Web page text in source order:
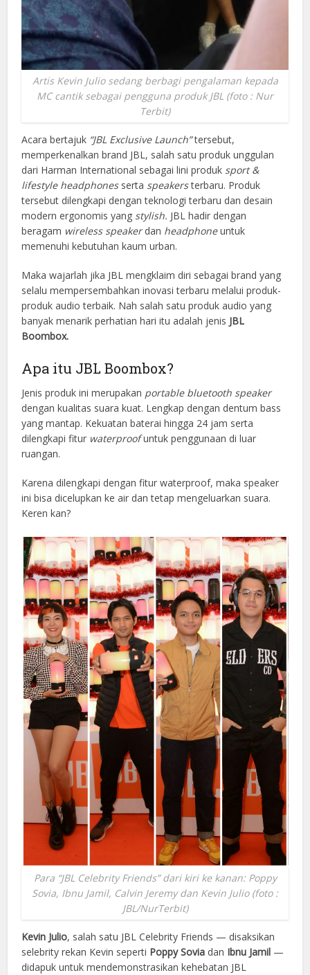
Artis Kevin Julio sedang berbagi pengalaman kepada
MC cantik sebagai pengguna produk JBL (foto : Nur
Terbit)
Acara bertajuk “JBL Exclusive Launch”tersebut,
memperkenalkan brand JBL, salah satu produk unggulan
dari Harman International sebagai lini produk sport &
lifestyle headphones serta speakersterbaru. Produk
tersebut dilengkapi dengan teknologi terbaru dan desain
modern ergonomis yang stylish. JBL hadir dengan
beragam wireless speakerdan headphoneuntuk
memenuhi kebutuhan kaum urban.
Maka wajarlah jika JBL mengklaim diri sebagai brand yang
selalu mempersembahkan inovasi terbaru melalui produk-
produk audio terbaik. Nah salah satu produk audio yang
banyak menarik perhatian hari itu adalah jenis JBL
Boombox.
Apa itu JBL Boombox?
Jenis produk ini merupakan portable bluetooth speaker
dengan kualitas suara kuat. Lengkap dengan dentum bass
yang mantap. Kekuatan baterai hingga 24 jam serta
dilengkapi fitur waterproofuntuk penggunaan di luar
ruangan.
Karena dilengkapi dengan fitur waterproof, maka speaker
ini bisa dicelupkan ke air dan tetap mengeluarkan suara.
Keren kan?
Para “JBL Celebrity Friends” dari kiri ke kanan: Poppy
Sovia, Ibnu Jamil, Calvin Jeremy dan Kevin Julio (foto :
JBL/NurTerbit)
Kevin Julio, salah satu JBL Celebrity Friends — disaksikan
selebrity rekan Kevin seperti Poppy Sovia dan Ibnu Jamil —
didapuk untuk mendemonstrasikan kehebatan JBL